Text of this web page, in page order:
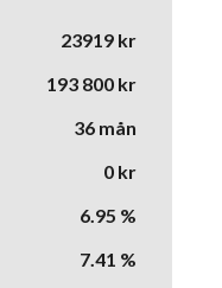
23919 kr
193 800 kr
36 mån
0 kr
6.95 %
7.41 %